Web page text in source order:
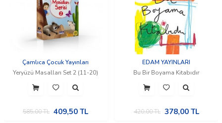
Çamlıca Çocuk Yayınları
Yeryüzü Masalları Set 2 (11-20)
585,00TL 409,50 TL
EDAM YAYINLARI
Bu Bir Boyama Kitabıdır
420,00TL 378,00TL